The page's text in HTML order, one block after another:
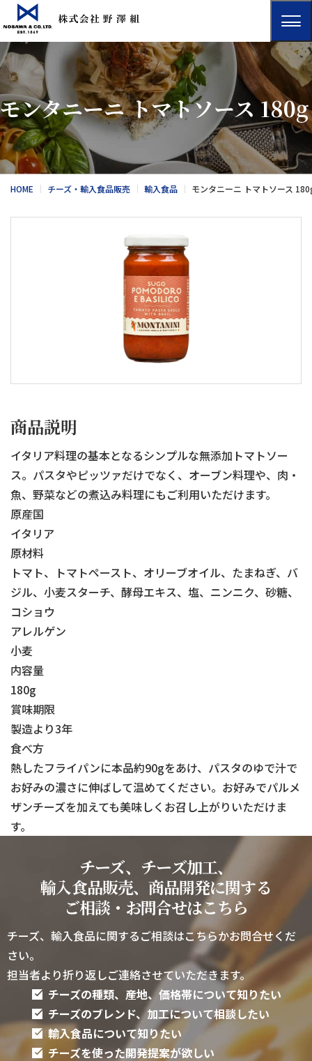
モンタニーニ トマトソース 180g
HOME チーズ・輸入食品販売 輸入食品 モンタニーニ トマトソース
商品説明
イタリア料理の基本となるシンプルな無添加トマトソー
ス。パスタやピッツァだけでなく、オーブン料理や、肉・
魚、野菜などの煮込み料理にもご利用いただけます。
原産国
イタリア
原材料
トマト、トマトペースト、オリーブオイル、たまねぎ、バ
ジル、小麦スターチ、酵母エキス、塩、ニンニク、砂糖、
コショウ
アレルゲン
小麦
内容量
180g
賞味期限
製造より3年
食べ方
熱したフライパンに本品約90gをあけ、パスタのゆで汁で
お好みの濃さに伸ばして温めてください。お好みでパルメ
ザンチーズを加えても美味しくお召し上がりいただけま
す。
チーズ、チーズ加工、
輸入食品販売、商品開発に関する
ご相談・お問合せはこちら
チーズ、輸入食品に関するご相談はこちらかお問合せくだ
さい。
担当者より折り返しご連絡させていただきます。
チーズの種類、産地、価格帯について知りたい
チーズのブレンド、加工について相談したい
輸入食品について知りたい
チーズを使った開発提案が欲しい